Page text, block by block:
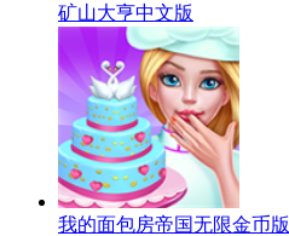
矿山大亨中文版
我的面包房帝国无限金币版